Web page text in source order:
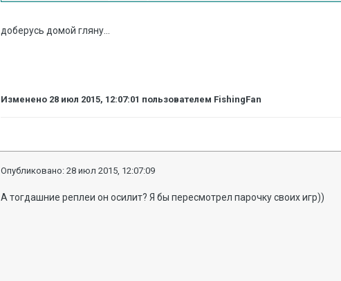
доберусь домой гляну...
Изменено 28 июл 2015, 12:07:01 пользователем FishingFan
Опубликовано:28 июл 2015, 12:07:09
А тогдашние реплеи он осилит? Я бы пересмотрел парочку своих игр))